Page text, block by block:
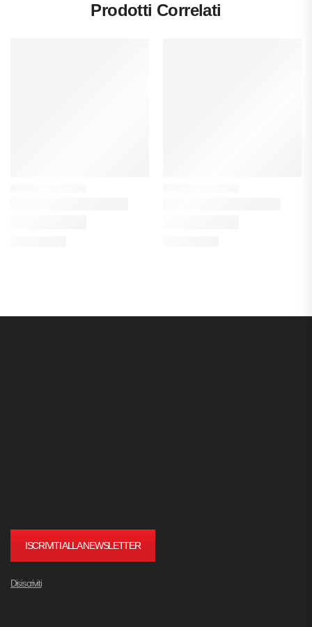
Prodotti Correlati
ISCRIVITI ALLA NEWSLETTER
Disiscriviti